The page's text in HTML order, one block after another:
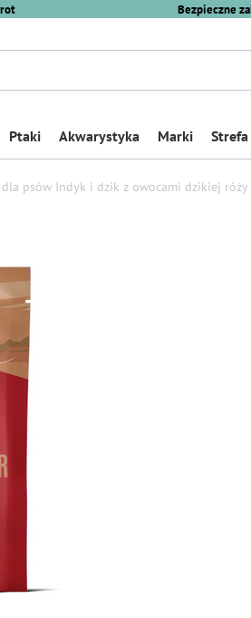
Bezpieczne
Ptaki Akwarystyka Marki
psów Indyk i dzik z owocami dzikiej